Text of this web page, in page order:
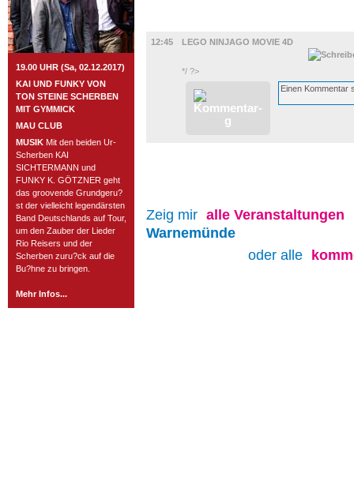
19.00 UHR (Sa, 02.12.2017)
KAI UND FUNKY VON
TON STEINE SCHERBEN
MIT GYMMICK
MAU CLUB
MUSIK Mit den beiden Ur-
Scherben KAI
SICHTERMANN und
FUNKY K. GÖTZNER geht
das groovende Grundgeru?
st der vielleicht legendärsten
Band Deutschlands auf Tour,
um den Zauber der Lieder
Rio Reisers und der
Scherben zuru?ck auf die
Bu?hne zu bringen.
Mehr Infos...
12:45
LEGO NINJAGO MOVIE 4D
*/ ?>
Zeig mir alle Veranstaltungen
Warnemünde
oder alle